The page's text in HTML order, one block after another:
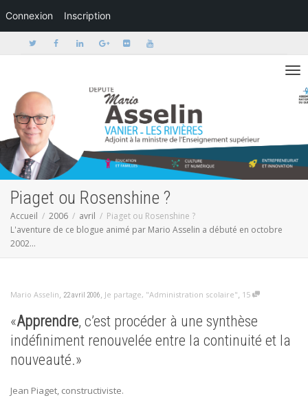
Connexion Inscription
Activer/
Piaget ou Rosenshine ?
Accueil 2006 avril
Piaget ou Rosenshine ?
L'aventure de ce blogue animé par Mario Asselin a débuté en octobre
2002...
Mario Asselin, 22 avril 2006, Je partage, "Administration scolaire", 15
«Apprendre, c’est procéder à une synthèse
indéfiniment renouvelée entre la continuité et la
nouveauté.»
Jean Piaget, constructiviste.